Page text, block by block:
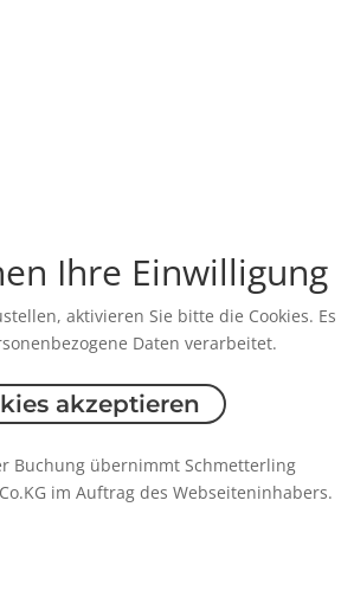
Ihre Einwilligung
aktivieren Sie bitte die Cookies. Es
Daten verarbeitet.
akzeptieren
Buchung übernimmt Schmetterling
im Auftrag des Webseiteninhabers.